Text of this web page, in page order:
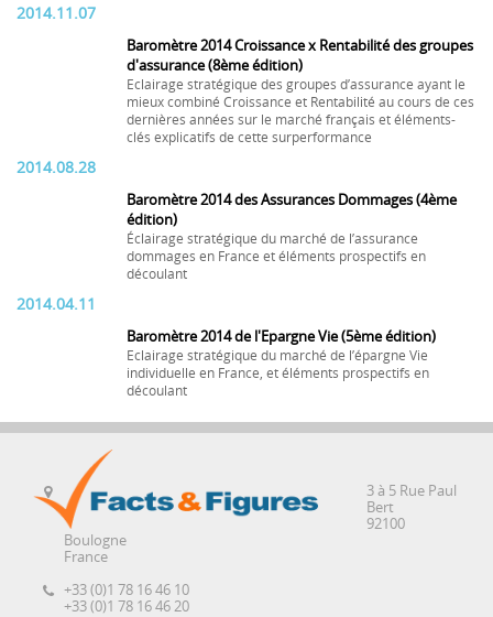
2014.11.07
Baromètre 2014 Croissance x Rentabilité des groupes
d'assurance (8ème édition)
Eclairage stratégique des groupes d’assurance ayant le
mieux combiné Croissance et Rentabilité au cours de ces
dernières années sur le marché français et éléments-
clés explicatifs de cette surperformance
2014.08.28
Baromètre 2014 des Assurances Dommages (4ème
édition)
Éclairage stratégique du marché de l’assurance
dommages en France et éléments prospectifs en
découlant
2014.04.11
Baromètre 2014 de l'Epargne Vie (5ème édition)
Eclairage stratégique du marché de l’épargne Vie
individuelle en France, et éléments prospectifs en
découlant
3 à 5 Rue Paul
Bert
92100
Boulogne
France
+33 (0)1 78 16 46 10
+33 (0)1 78 16 46 20